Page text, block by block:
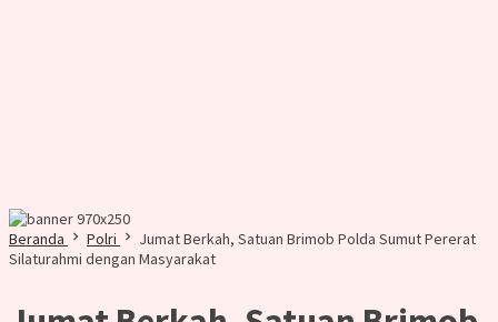
Beranda Polri
Jumat Berkah, Satuan Brimob Polda Sumut Pererat
Silaturahmi dengan Masyarakat